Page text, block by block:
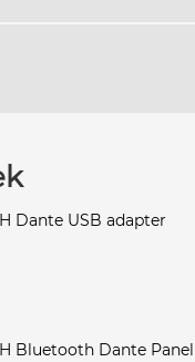
Dante USB adapter
Bluetooth Dante Panel